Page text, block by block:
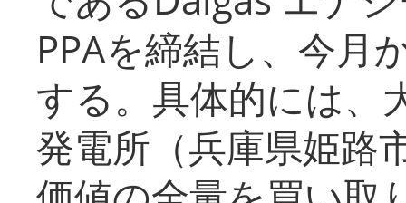
PPAを締結し、今月
する。具体的には、
発電所（兵庫県姫路